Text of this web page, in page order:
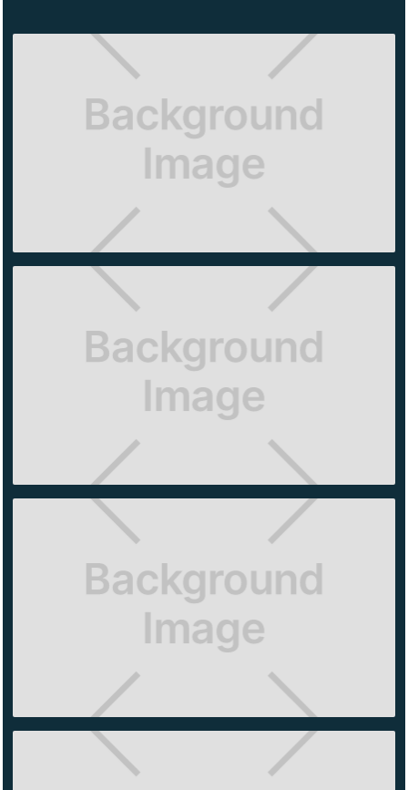
KATE
ANTARA
ALO
SANTA
ARTZ
NIKE